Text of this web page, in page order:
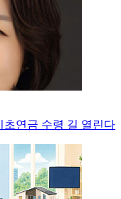
초연금 수령 길 열린다